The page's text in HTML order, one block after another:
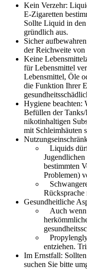
Kein Verzehr:
E-Zigaretten
Sollte Liquid in
gründlich aus.
Sicher
der Reichweite
Keine
für Lebensmittel
Lebensmittel, Öle
die Funktion Ihrer
Hygiene beachten:
Befüllen der
nikotinhaltigen
mit Schleimhäuten
Liquids
Jugendlichen
bestimmten
Problemen)
Gesundheitliche
Auch wenn
entziehen.
Im Ernstfall:
suchen Sie bitte